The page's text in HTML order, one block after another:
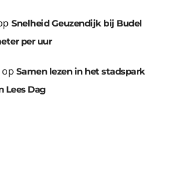
Snelheid Geuzendijk bij Budel
per uur
op Samen lezen in het stadspark
Lees Dag